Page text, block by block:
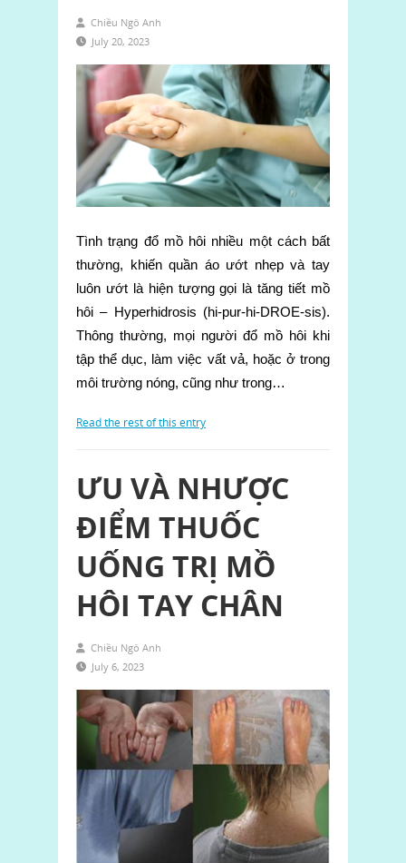
Chiều Ngô Anh
July 20, 2023
Tình trạng đổ mồ hôi nhiều một cách bất
thường, khiến quần áo ướt nhẹp và tay
luôn ướt là hiện tượng gọi là tăng tiết mồ
hôi – Hyperhidrosis (hi-pur-hi-DROE-sis).
Thông thường, mọi người đổ mồ hôi khi
tập thể dục, làm việc vất vả, hoặc ở trong
môi trường nóng, cũng như trong…
Read the rest of this entry
ƯU VÀ NHƯỢC
ĐIỂM THUỐC
UỐNG TRỊ MỒ
HÔI TAY CHÂN
Chiều Ngô Anh
July 6, 2023